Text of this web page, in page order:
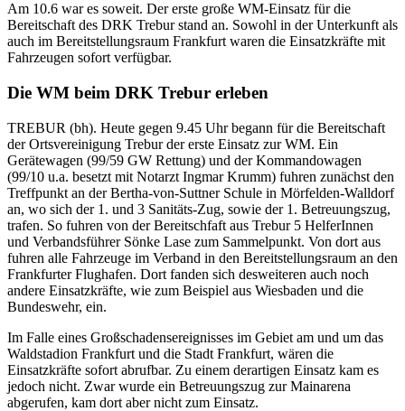
Am 10.6 war es soweit. Der erste große WM-Einsatz für die
Bereitschaft des DRK Trebur stand an. Sowohl in der Unterkunft als
auch im Bereitstellungsraum Frankfurt waren die Einsatzkräfte mit
Fahrzeugen sofort verfügbar.
Die WM beim DRK Trebur erleben
TREBUR (bh). Heute gegen 9.45 Uhr begann für die Bereitschaft
der Ortsvereinigung Trebur der erste Einsatz zur WM. Ein
Gerätewagen (99/59 GW Rettung) und der Kommandowagen
(99/10 u.a. besetzt mit Notarzt Ingmar Krumm) fuhren zunächst den
Treffpunkt an der Bertha-von-Suttner Schule in Mörfelden-Walldorf
an, wo sich der 1. und 3 Sanitäts-Zug, sowie der 1. Betreuungszug,
trafen. So fuhren von der Bereitschfaft aus Trebur 5 HelferInnen
und Verbandsführer Sönke Lase zum Sammelpunkt. Von dort aus
fuhren alle Fahrzeuge im Verband in den Bereitstellungsraum an den
Frankfurter Flughafen. Dort fanden sich desweiteren auch noch
andere Einsatzkräfte, wie zum Beispiel aus Wiesbaden und die
Bundeswehr, ein.
Im Falle eines Großschadensereignisses im Gebiet am und um das
Waldstadion Frankfurt und die Stadt Frankfurt, wären die
Einsatzkräfte sofort abrufbar. Zu einem derartigen Einsatz kam es
jedoch nicht. Zwar wurde ein Betreuungszug zur Mainarena
abgerufen, kam dort aber nicht zum Einsatz.